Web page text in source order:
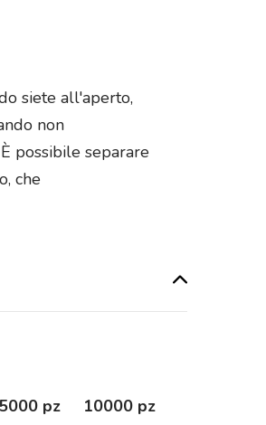
siete all'aperto,
non
possibile separare
che
5000 pz
10000 pz